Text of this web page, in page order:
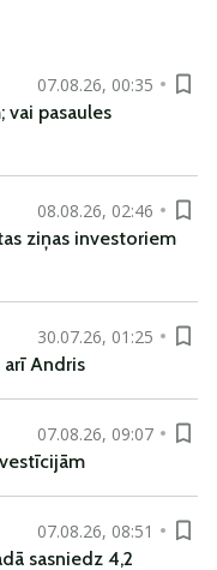
07.08.26, 00:35
pasaules
08.08.26, 02:46
ziņas investoriem
30.07.26, 01:25
arī Andris
07.08.26, 09:07
07.08.26, 08:51
sasniedz 4,2